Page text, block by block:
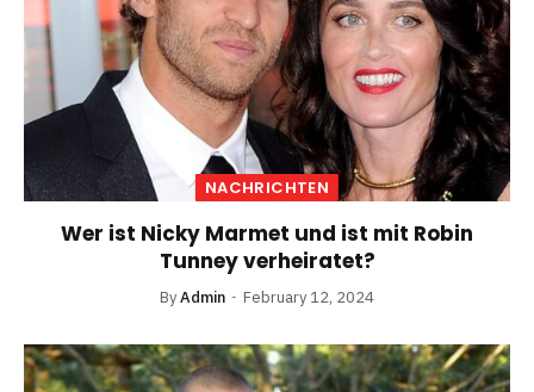
NACHRICHTEN
Wer ist Nicky Marmet und ist mit Robin
Tunney verheiratet?
ByAdmin February 12, 2024